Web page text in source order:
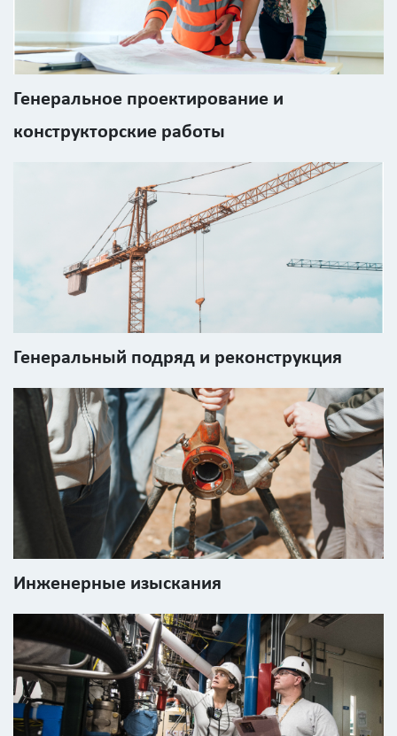
Генеральное проектирование и
конструкторские работы
Генеральный подряд и реконструкция
Инженерные изыскания